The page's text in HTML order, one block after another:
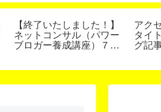
【終了いたしました！】
ネットコンサル（パワー
ブロガー養成講座）７４
アク
タイ
グ記